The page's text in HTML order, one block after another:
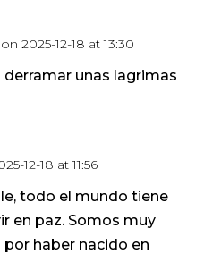
on 2025-12-18 at 13:30
unas lagrimas
12-18 at 11:56
todo el mundo tiene
en paz. Somos muy
haber nacido en